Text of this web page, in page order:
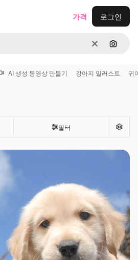
지우기이미지
가격 로그인
AI 생성 동영상 만들기 강아지 일러스트 귀
필터